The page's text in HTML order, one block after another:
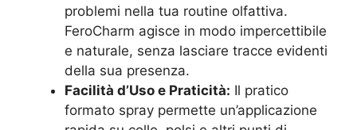
problemi nella tua routine olfattiva.
FeroCharm agisce in modo impercettibile
e naturale, senza lasciare tracce evidenti
della sua presenza.
Facilità d’Uso e Praticità: Il pratico
formato spray permette un’applicazione